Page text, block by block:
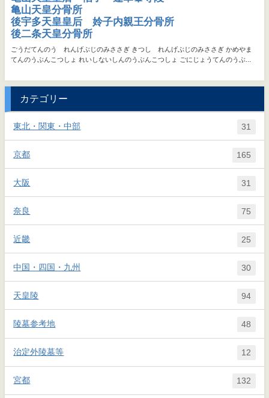
カテゴリー
東北・関東・中部 31
京都 165
大阪 31
奈良 75
近畿 25
中国・四国・九州 30
天皇陵 94
陵墓参考地 48
治定外陵墓等 12
宮都 132